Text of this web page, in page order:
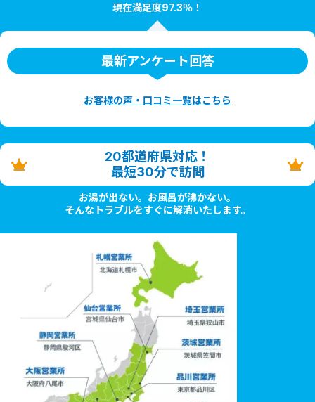
現在満足度97.3％！
最新アンケート回答
お客様の声・口コミ一覧はこちら
20都道府県対応！
最短30分で訪問
お湯が出ない。お風呂が沸かない。
そんなトラブルをすぐに解消いたします。